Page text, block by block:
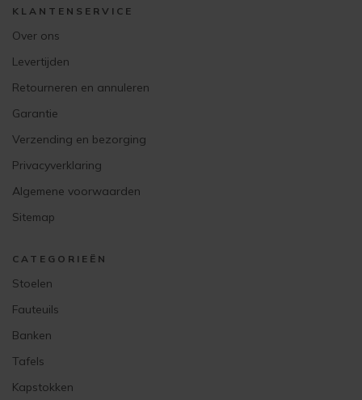
KLANTENSERVICE
Over ons
Levertijden
Retourneren en annuleren
Garantie
Verzending en bezorging
Privacyverklaring
Algemene voorwaarden
Sitemap
CATEGORIEËN
Stoelen
Fauteuils
Banken
Tafels
Kapstokken